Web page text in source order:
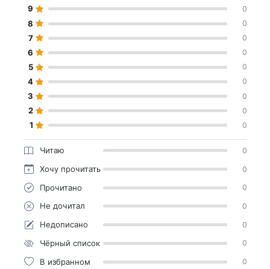
9 0
8 0
7 0
6 0
5 0
4 0
3 0
2 0
1 0
Читаю 0
Хочу прочитать 0
Прочитано 0
Не дочитал 0
Недописано 0
Чёрный список 0
В избранном 0